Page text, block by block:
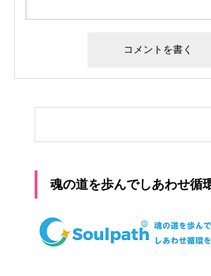
魂の道を歩んでしあわせ循